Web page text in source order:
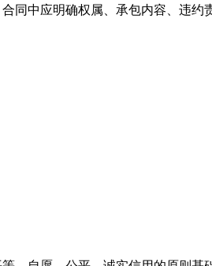
同中应明确权属、承包内容、违约